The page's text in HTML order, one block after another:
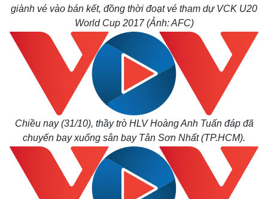
giành vé vào bán kết, đồng thời đoạt vé tham dự VCK U20
World Cup 2017 (Ảnh: AFC)
Chiều nay (31/10), thầy trò HLV Hoàng Anh Tuấn đáp đã
chuyến bay xuống sân bay Tân Sơn Nhất (TP.HCM).